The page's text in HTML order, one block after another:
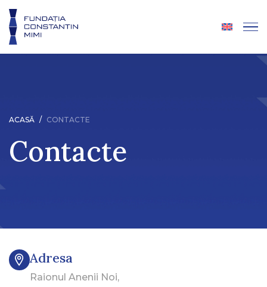
ACASĂ / CONTACTE
Contacte
Adresa
Raionul Anenii Noi,